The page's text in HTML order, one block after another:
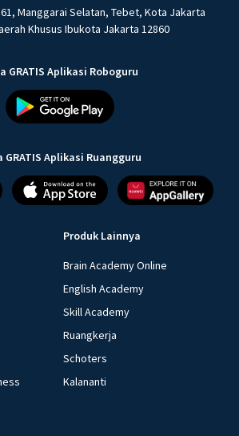
Manggarai Selatan, Tebet, Kota Jakarta
Khusus Ibukota Jakarta 12860
GRATIS Aplikasi Roboguru
GRATIS Aplikasi Ruangguru
Produk Lainnya
Brain Academy Online
English Academy
Skill Academy
Ruangkerja
Schoters
Kalananti